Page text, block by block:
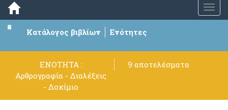
Κατάλογος βιβλίων Ενότητες
ΕΝΟΤΗΤΑ :
Αρθρογραφία - Διαλέξεις
- Δοκίμιο
9 αποτελέσματα